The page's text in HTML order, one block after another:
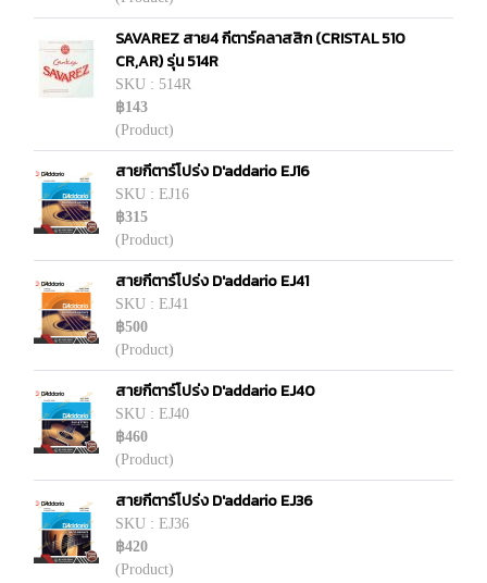
SAVAREZ สาย4 กีตาร์คลาสสิก (CRISTAL 510
CR,AR) รุ่น 514R
SKU : 514R
฿143
(Product)
สายกีตาร์โปร่ง D'addario EJ16
SKU : EJ16
฿315
(Product)
สายกีตาร์โปร่ง D'addario EJ41
SKU : EJ41
฿500
(Product)
สายกีตาร์โปร่ง D'addario EJ40
SKU : EJ40
฿460
(Product)
สายกีตาร์โปร่ง D'addario EJ36
SKU : EJ36
฿420
(Product)